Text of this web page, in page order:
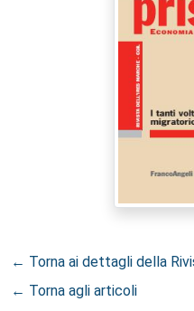
← Torna ai dettagli della
← Torna agli articoli